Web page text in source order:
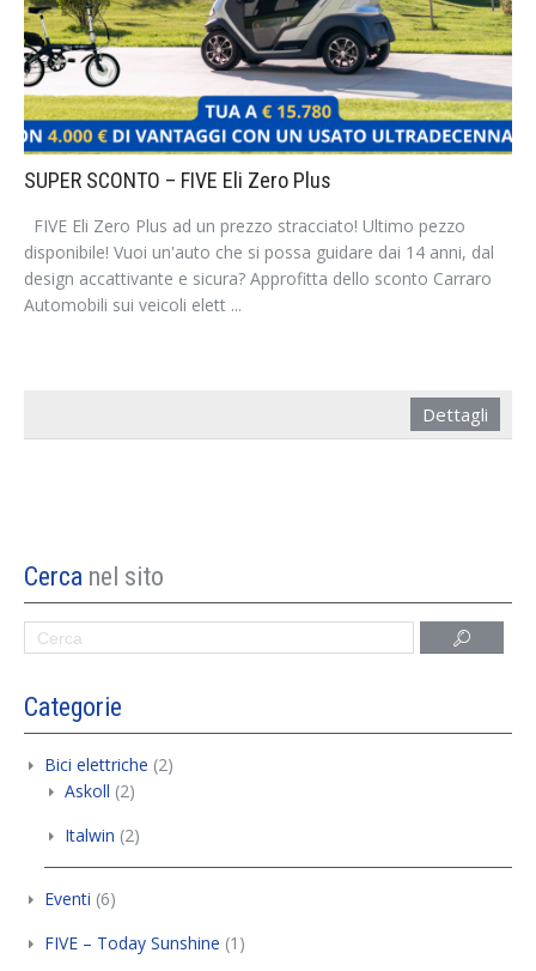
SUPER SCONTO – FIVE Eli Zero Plus
FIVE Eli Zero Plus ad un prezzo stracciato! Ultimo pezzo
disponibile! Vuoi un'auto che si possa guidare dai 14 anni, dal
design accattivante e sicura? Approfitta dello sconto Carraro
Automobili sui veicoli elett ...
Dettagli
Cerca nel sito
Categorie
Bici elettriche (2)
Askoll (2)
Italwin (2)
Eventi (6)
FIVE – Today Sunshine (1)